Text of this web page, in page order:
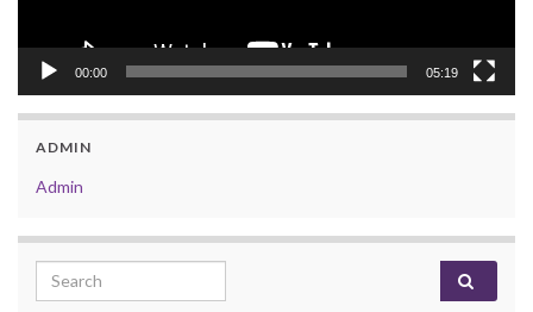
00:00 05:19
ADMIN
Admin
Search for: